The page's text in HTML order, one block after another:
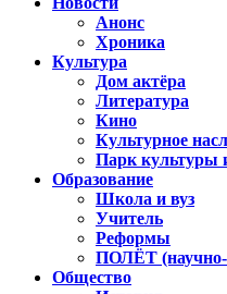
Анонс
Хроника
Культура
Дом актёра
Литература
Кино
Культурное
Парк культуры
Образование
Школа и вуз
Учитель
Реформы
ПОЛЁТ (научно-
Общество